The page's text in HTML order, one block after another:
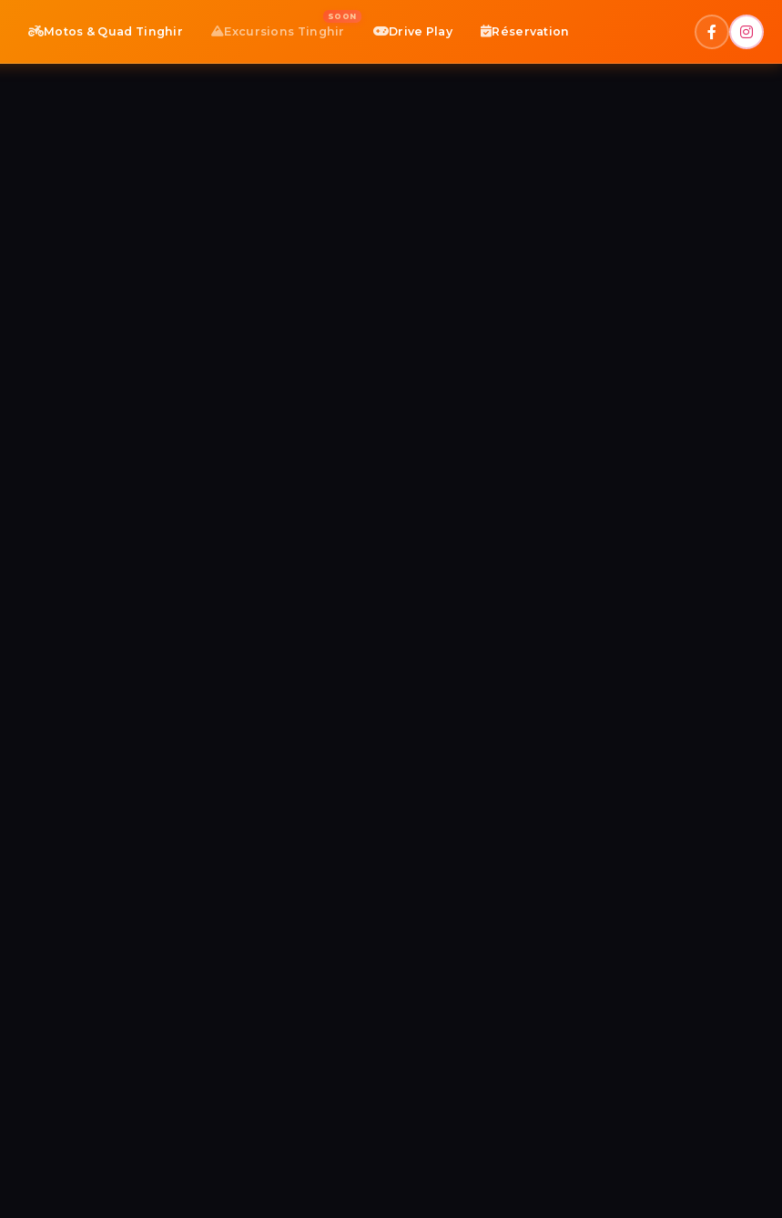
Motos & Quad Tinghir Excursions Tinghir Drive Play Réservation